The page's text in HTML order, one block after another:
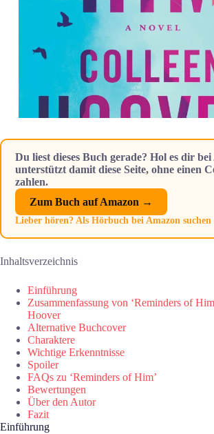
Du liest dieses Buch gerade? Hol es dir
unterstützt damit diese Seite, ohne einen
zahlen.
Zum Buch auf Amazon →
Lieber hören? Als Hörbuch bei Amazon suchen
Inhaltsverzeichnis
Einführung
Zusammenfassung von ‘Reminders of
Hoover
Alternative Buchcover
Charaktere
Wichtige Erkenntnisse
Spoiler
FAQs zu ‘Reminders of Him’
Bewertungen
Über den Autor
Fazit
Einführung